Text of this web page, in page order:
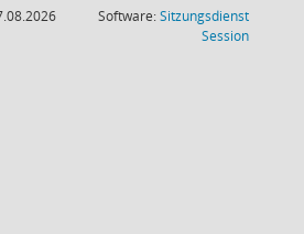
Software:Sitzungsdienst
Session(Wird in